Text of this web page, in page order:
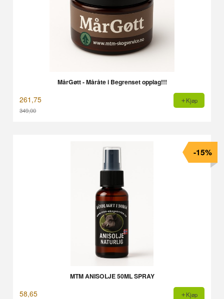
MårGøtt - Måråte i Begrenset opplag!!!
261,75
349,00
Kjøp
MTM ANISOLJE 50ML SPRAY
58,65
-15%
Kjøp